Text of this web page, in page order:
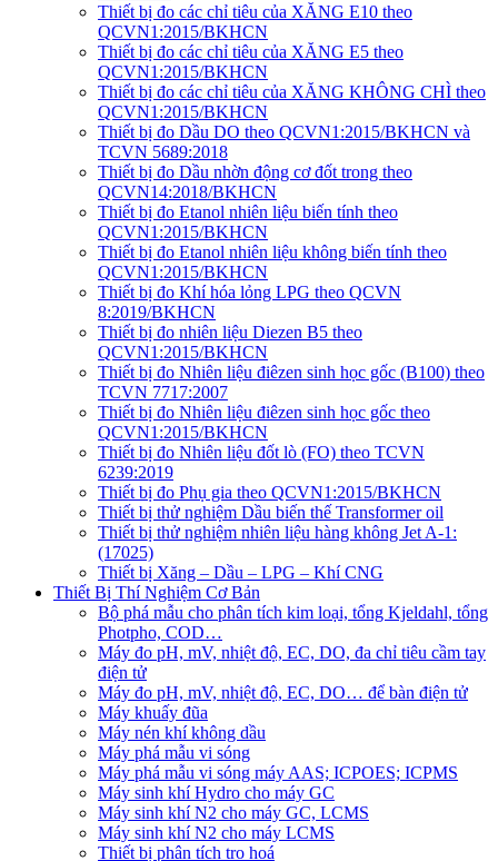
Thiết bị đo các chỉ tiêu của XĂNG E10 theo
QCVN1:2015/BKHCN
Thiết bị đo các chỉ tiêu của XĂNG E5 theo
QCVN1:2015/BKHCN
Thiết bị đo các chỉ tiêu của XĂNG KHÔNG CHÌ theo
QCVN1:2015/BKHCN
Thiết bị đo Dầu DO theo QCVN1:2015/BKHCN và
TCVN 5689:2018
Thiết bị đo Dầu nhờn động cơ đốt trong theo
QCVN14:2018/BKHCN
Thiết bị đo Etanol nhiên liệu biến tính theo
QCVN1:2015/BKHCN
Thiết bị đo Etanol nhiên liệu không biến tính theo
QCVN1:2015/BKHCN
Thiết bị đo Khí hóa lỏng LPG theo QCVN
8:2019/BKHCN
Thiết bị đo nhiên liệu Diezen B5 theo
QCVN1:2015/BKHCN
Thiết bị đo Nhiên liệu điêzen sinh học gốc (B100) theo
TCVN 7717:2007
Thiết bị đo Nhiên liệu điêzen sinh học gốc theo
QCVN1:2015/BKHCN
Thiết bị đo Nhiên liệu đốt lò (FO) theo TCVN
6239:2019
Thiết bị đo Phụ gia theo QCVN1:2015/BKHCN
Thiết bị thử nghiệm Dầu biến thế Transformer oil
Thiết bị thử nghiệm nhiên liệu hàng không Jet A-1:
(17025)
Thiết bị Xăng – Dầu – LPG – Khí CNG
Thiết Bị Thí Nghiệm Cơ Bản
Bộ phá mẫu cho phân tích kim loại, tổng Kjeldahl, tổng
Photpho, COD…
Máy đo pH, mV, nhiệt độ, EC, DO, đa chỉ tiêu cầm tay
điện tử
Máy đo pH, mV, nhiệt độ, EC, DO… để bàn điện tử
Máy khuấy đũa
Máy nén khí không dầu
Máy phá mẫu vi sóng
Máy phá mẫu vi sóng máy AAS; ICPOES; ICPMS
Máy sinh khí Hydro cho máy GC
Máy sinh khí N2 cho máy GC, LCMS
Máy sinh khí N2 cho máy LCMS
Thiết bị phân tích tro hoá